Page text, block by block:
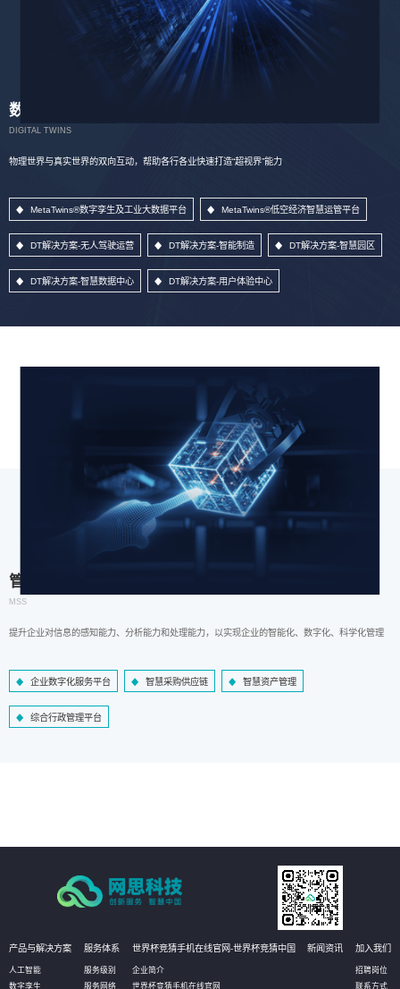
数字孪生
DIGITAL TWINS
物理世界与真实世界的双向互动，帮助各行各业快速打造“超视界”能力
MetaTwins®数字孪生及工业大数据平台 MetaTwins®低空经济智慧运管平台
DT解决方案-无人驾驶运营 DT解决方案-智能制造 DT解决方案-智慧园区
DT解决方案-智慧数据中心 DT解决方案-用户体验中心
管理信息系统
MSS
提升企业对信息的感知能力、分析能力和处理能力，以实现企业的智能化、数字化、科学化管理
企业数字化服务平台 智慧采购供应链 智慧资产管理
综合行政管理平台
产品与解决方案
人工智能
数字孪生
服务体系
服务级别
服务网络
世界杯竞猜手机在线官网-世界杯竞猜中国
企业简介
世界杯竞猜手机在线官网
新闻资讯 加入我们
招聘岗位
联系方式